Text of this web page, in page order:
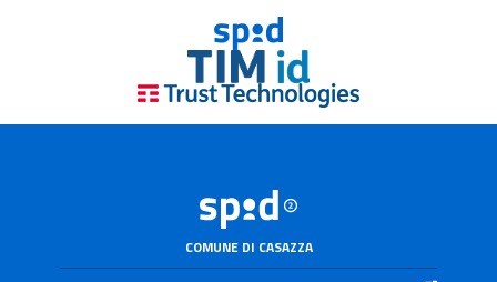
COMUNE DI CASAZZA